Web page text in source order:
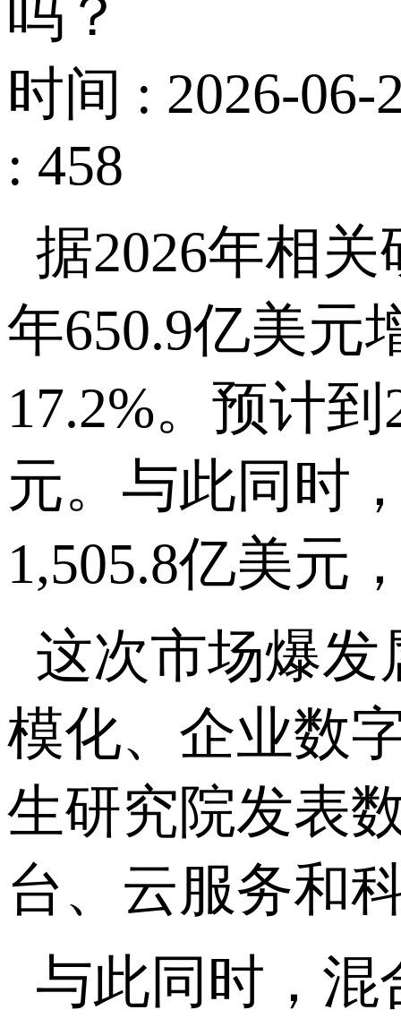
吗？
时间 : 2026-06-
: 458
据2026年相关
年650.9亿美元
17.2%。预计到
元。与此同时
1,505.8亿美元
这次市场爆发
模化、企业数
生研究院发表
台、云服务和
与此同时，混